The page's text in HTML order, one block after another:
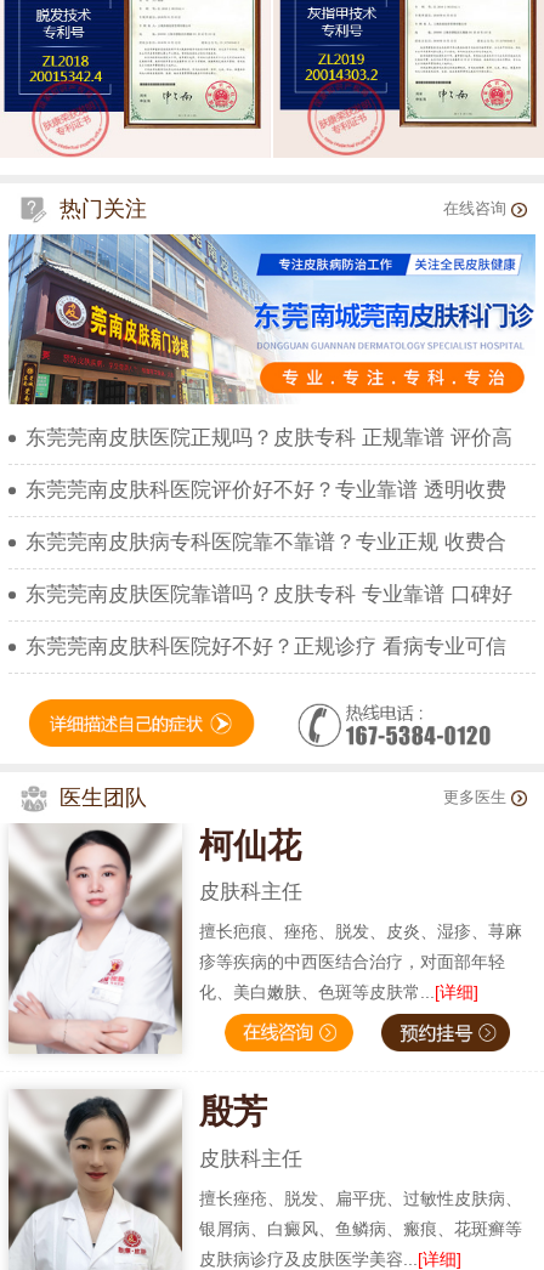
热门关注 在线咨询
东莞莞南皮肤医院正规吗？皮肤专科 正规靠谱 评价高
东莞莞南皮肤科医院评价好不好？专业靠谱 透明收费
东莞莞南皮肤病专科医院靠不靠谱？专业正规 收费合
东莞莞南皮肤医院靠谱吗？皮肤专科 专业靠谱 口碑好
东莞莞南皮肤科医院好不好？正规诊疗 看病专业可信
医生团队 更多医生
柯仙花
皮肤科主任
擅长疤痕、痤疮、脱发、皮炎、湿疹、荨麻
疹等疾病的中西医结合治疗，对面部年轻
化、美白嫩肤、色斑等皮肤常... [详细]
殷芳
皮肤科主任
擅长痤疮、脱发、扁平疣、过敏性皮肤病、
银屑病、白癜风、鱼鳞病、瘢痕、花斑癣等
皮肤病诊疗及皮肤医学美容... [详细]